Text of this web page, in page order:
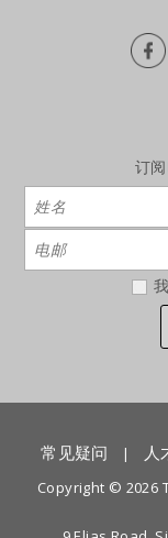
订
常见疑问 | 人
Copyright © 2026